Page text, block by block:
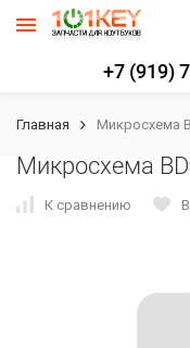
+7 (919)
Главная Микросхема
Микросхема
К сравнению